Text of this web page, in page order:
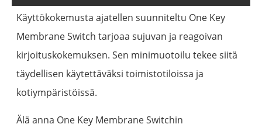
Käyttökokemusta ajatellen suunniteltu One Key
Membrane Switch tarjoaa sujuvan ja reagoivan
kirjoituskokemuksen. Sen minimuotoilu tekee siitä
täydellisen käytettäväksi toimistotiloissa ja
kotiympäristöissä.
Älä anna One Key Membrane Switchin